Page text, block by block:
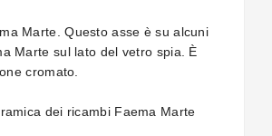
Marte. Questo asse è su alcuni
Marte sul lato del vetro spia. È
cromato.
dei ricambi Faema Marte